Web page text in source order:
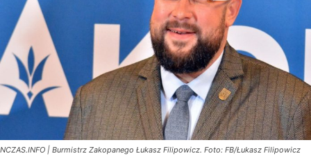
NCZAS.INFO | Burmistrz Zakopanego Łukasz Filipowicz. Foto: FB/Łukasz Filipowicz